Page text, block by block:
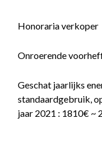
Honoraria verkoper
Onroerende
Geschat jaarlijks
standaardgebruik,
jaar 2021 : 1810€ ~